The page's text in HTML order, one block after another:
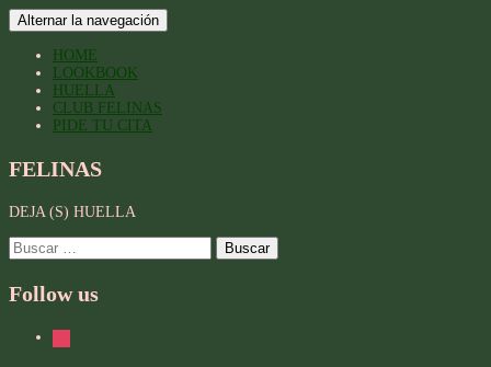
Alternar la navegación
HOME
LOOKBOOK
HUELLA
CLUB FELINAS
PIDE TU CITA
FELINAS
DEJA (S) HUELLA
Buscar:
Follow us